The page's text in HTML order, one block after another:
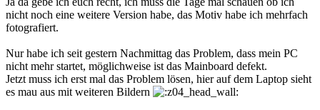
nicht noch eine weitere Version habe, das Motiv habe ich mehrfach
fotografiert.
Nur habe ich seit gestern Nachmittag das Problem, dass mein PC
nicht mehr startet, möglichweise ist das Mainboard defekt.
Jetzt muss ich erst mal das Problem lösen, hier auf dem Laptop sieht
es mau aus mit weiteren Bildern